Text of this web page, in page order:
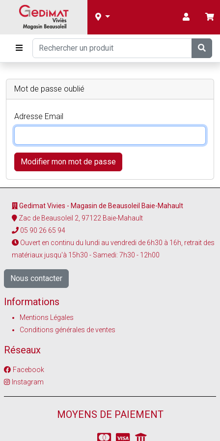
Mot de passe oublié
Adresse Email
Modifier mon mot de passe
Gedimat Vivies - Magasin de Beausoleil Baie-Mahault
Zac de Beausoleil 2, 97122 Baie-Mahault
05 90 26 65 94
Ouvert en continu du lundi au vendredi de 6h30 à 16h, retrait des
matériaux jusqu'à 15h30 - Samedi: 7h30 - 12h00
Nous contacter
Informations
Mentions Légales
Conditions générales de ventes
Réseaux
Facebook
Instagram
MOYENS DE PAIEMENT